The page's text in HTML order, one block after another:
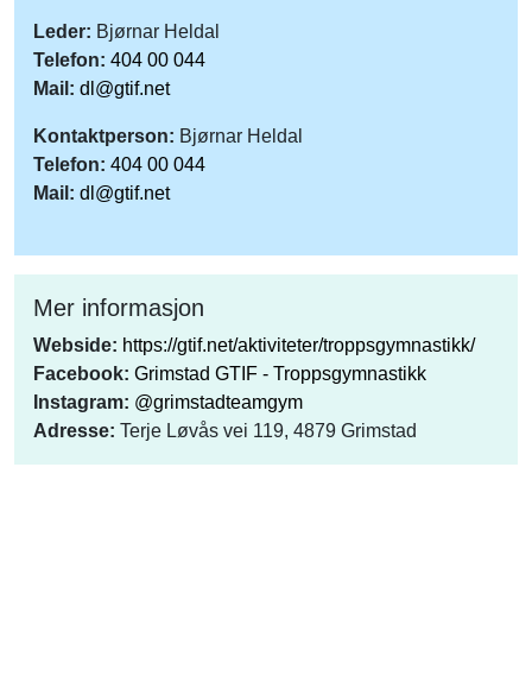
Leder: Bjørnar Heldal
Telefon: 404 00 044
Mail: dl@gtif.net
Kontaktperson: Bjørnar Heldal
Telefon: 404 00 044
Mail: dl@gtif.net
Mer informasjon
Webside: https://gtif.net/aktiviteter/troppsgymnastikk/
Facebook: Grimstad GTIF - Troppsgymnastikk
Instagram: @grimstadteamgym
Adresse: Terje Løvås vei 119, 4879 Grimstad